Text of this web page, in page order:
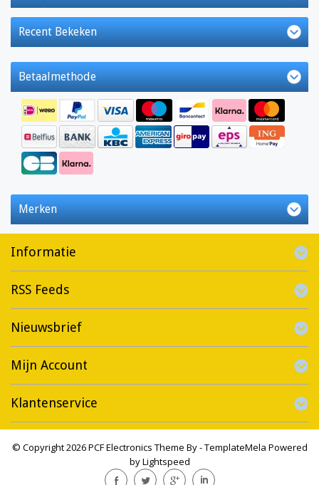
Recent Bekeken
Betaalmethode
Merken
Informatie
RSS Feeds
Nieuwsbrief
Mijn Account
Klantenservice
© Copyright 2026 PCF Electronics Theme By -TemplateMela Powered
byLightspeed